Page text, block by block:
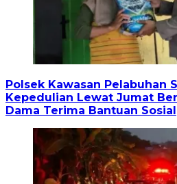
Polsek Kawasan Pelabuhan
Kepedulian Lewat Jumat
Dama Terima Bantuan Sosial